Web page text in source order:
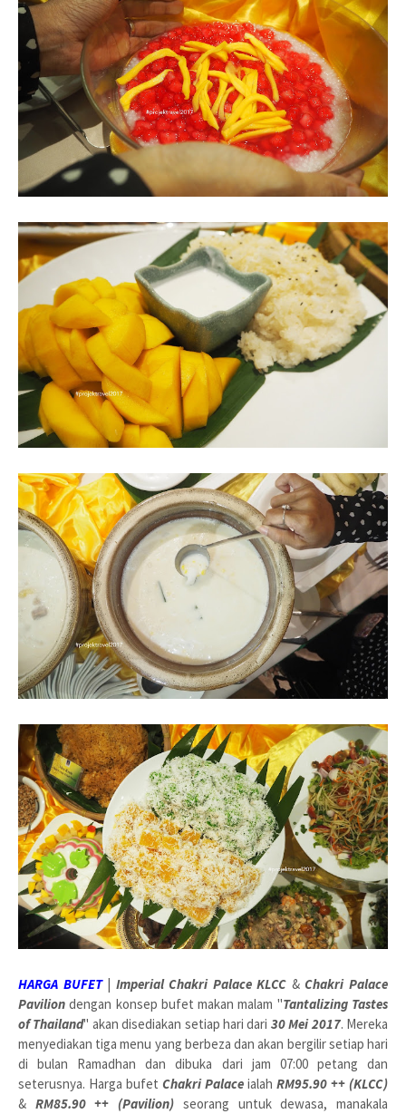
HARGA BUFET| Imperial Chakri Palace KLCC & Chakri Palace
Pavilion dengan konsep bufet makan malam "Tantalizing Tastes
of Thailand" akan disediakan setiap hari dari 30 Mei 2017. Mereka
menyediakan tiga menu yang berbeza dan akan bergilir setiap hari
di bulan Ramadhan dan dibuka dari jam 07:00 petang dan
seterusnya. Harga bufet Chakri Palace ialah RM95.90 ++ (KLCC)
& RM85.90 ++ (Pavilion) seorang untuk dewasa, manakala